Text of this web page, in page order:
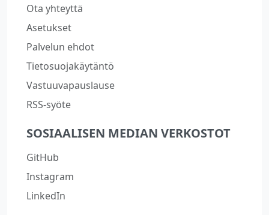
Ota yhteyttä
Asetukset
Palvelun ehdot
Tietosuojakäytäntö
Vastuuvapauslause
RSS-syöte
SOSIAALISEN MEDIAN VERKOSTOT
GitHub
Instagram
LinkedIn